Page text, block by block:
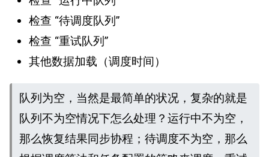
检查 “待调度队列”
检查 “重试队列”
其他数据加载（调度时间）
队列为空，当然是最简单的状况，复杂的就是
队列不为空情况下怎么处理？运行中不为空，
那么恢复结果同步协程；待调度不为空，那么